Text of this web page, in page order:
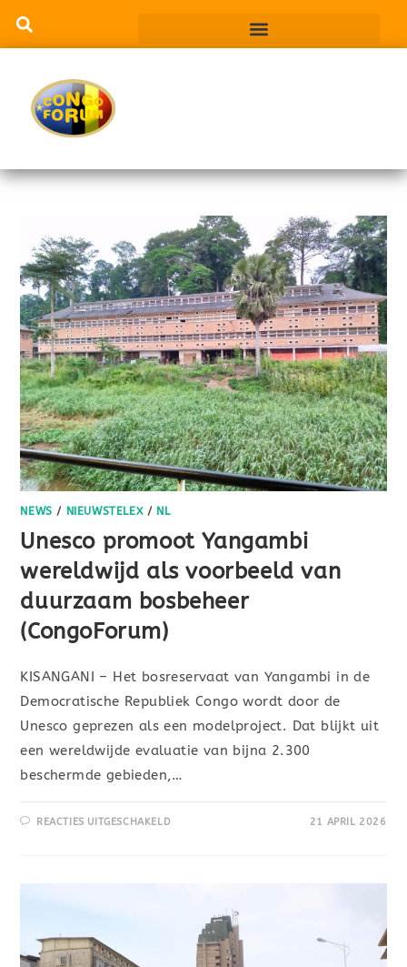
NEWS / NIEUWSTELEX/ NL
Unesco promoot Yangambi
wereldwijd als voorbeeld van
duurzaam bosbeheer
(CongoForum)
KISANGANI – Het bosreservaat van Yangambi in de
Democratische Republiek Congo wordt door de
Unesco geprezen als een modelproject. Dat blijkt uit
een wereldwijde evaluatie van bijna 2.300
beschermde gebieden,…
REACTIES UITGESCHAKELD 21 APRIL 2026